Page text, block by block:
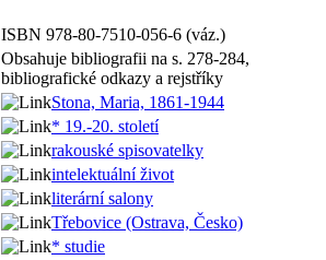
ISBN 978-80-7510-056-6 (váz.)
Obsahuje bibliografii na s. 278-284,
bibliografické odkazy a rejstříky
Stona, Maria, 1861-1944
* 19.-20. století
rakouské spisovatelky
intelektuální život
literární salony
Třebovice (Ostrava, Česko)
* studie